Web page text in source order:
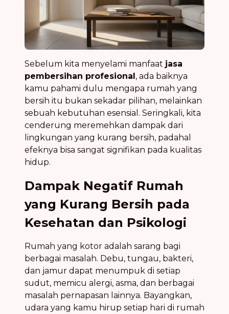
Sebelum kita menyelami manfaat jasa
pembersihan profesional, ada baiknya
kamu pahami dulu mengapa rumah yang
bersih itu bukan sekadar pilihan, melainkan
sebuah kebutuhan esensial. Seringkali, kita
cenderung meremehkan dampak dari
lingkungan yang kurang bersih, padahal
efeknya bisa sangat signifikan pada kualitas
hidup.
Dampak Negatif Rumah
yang Kurang Bersih pada
Kesehatan dan Psikologi
Rumah yang kotor adalah sarang bagi
berbagai masalah. Debu, tungau, bakteri,
dan jamur dapat menumpuk di setiap
sudut, memicu alergi, asma, dan berbagai
masalah pernapasan lainnya. Bayangkan,
udara yang kamu hirup setiap hari di rumah